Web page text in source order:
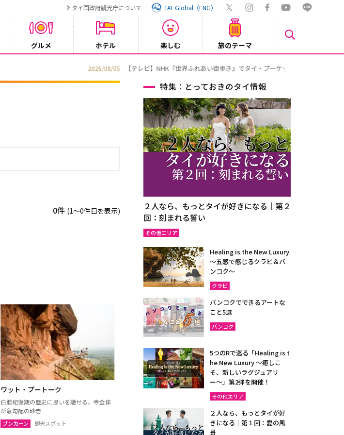
タイ国政府観光庁について TAT Global（ENG）
グルメ ホテル 楽しむ 旅のテーマ
0件 (1〜0件目を表示)
ワット・プートーク
白亜紀後期の歴史に思いを馳せる、寺全体
が急勾配の砂岩
ブンカーン 観光スポット
特集：とっておきのタイ情報
２人なら、もっとタイが好きになる｜第２
回：刻まれる誓い
その他エリア
Healing is the New Luxury
～五感で感じるクラビ＆バ
ンコク～
クラビ
バンコクでできるアートな
こと5選
バンコク
5つのRで巡る「Healing is t
he New Luxury ～癒しこ
そ、新しいラグジュアリ
ー〜」第2弾を開催！
その他エリア
２人なら、もっとタイが好
きになる｜第１回：愛の風
景